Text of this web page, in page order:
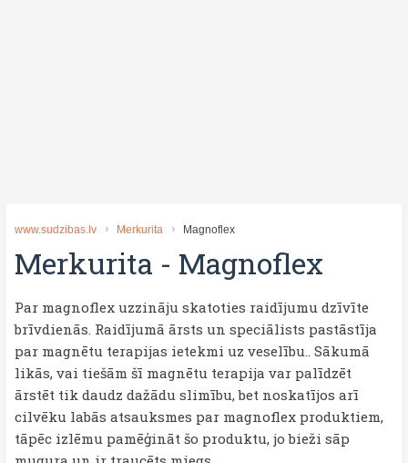
www.sudzibas.lv Merkurita Magnoflex
Merkurita - Magnoflex
Par magnoflex uzzināju skatoties raidījumu dzīvīte
brīvdienās. Raidījumā ārsts un speciālists pastāstīja
par magnētu terapijas ietekmi uz veselību.. Sākumā
likās, vai tiešām šī magnētu terapija var palīdzēt
ārstēt tik daudz dažādu slimību, bet noskatījos arī
cilvēku labās atsauksmes par magnoflex produktiem,
tāpēc izlēmu pamēģināt šo produktu, jo bieži sāp